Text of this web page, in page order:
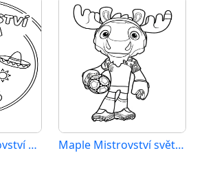
Sportovní Mistrovství světa 2026 Maple Mistrovství světa 2026